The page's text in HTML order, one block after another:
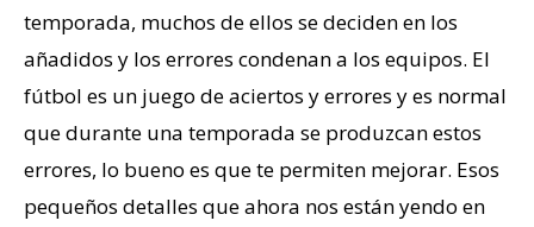
temporada, muchos de ellos se deciden en los
añadidos y los errores condenan a los equipos. El
fútbol es un juego de aciertos y errores y es normal
que durante una temporada se produzcan estos
errores, lo bueno es que te permiten mejorar. Esos
pequeños detalles que ahora nos están yendo en